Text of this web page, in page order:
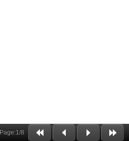
Page:1/8